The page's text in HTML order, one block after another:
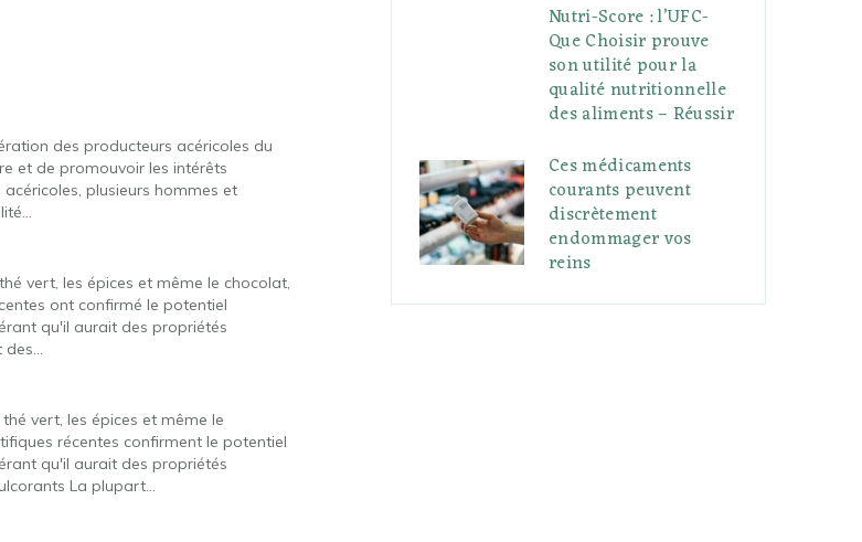
des producteurs acéricoles du
et de promouvoir les intérêts
plusieurs hommes et
vert, les épices et même le chocolat,
ont confirmé le potentiel
qu'il aurait des propriétés
des…
vert, les épices et même le
récentes confirment le potentiel
qu'il aurait des propriétés
La plupart…
Nutri-Score : l’UFC-
Que Choisir prouve
son utilité pour la
qualité nutritionnelle
des aliments – Réussir
Ces médicaments
courants peuvent
discrètement
endommager vos
reins